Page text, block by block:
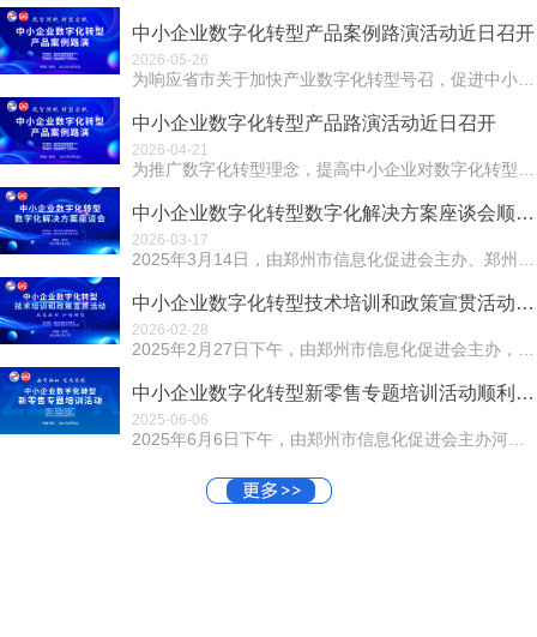
中小企业数字化转型产品案例路演活动近日召开
2026-05-26
中小企业数字化转型产品路演活动近日召开
2026-04-21
中小企业数字化转型数字化解决方案座谈会顺利召开
2026-03-17
中小企业数字化转型技术培训和政策宣贯活动近日召开
2026-02-28
中小企业数字化转型新零售专题培训活动顺利召开
2025-06-06